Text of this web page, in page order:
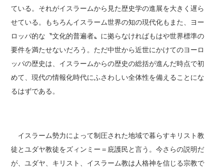
ている。それがイスラームから見た歴史学の進展を大きく遅ら
せている。もちろんイスラーム世界の知の現代化もまた、ヨー
ロッパ的な〝文化的普遍者〟に拠らなければもはや世界標準の
要件を満たせないだろう。ただ中世から近世にかけてのヨーロ
ッパの歴史は、イスラームからの歴史の総括が進んだ時点で初
めて、現代の情報化時代にふさわしい全体性を備えることにな
るはずである。
イスラーム勢力によって制圧された地域で暮らすキリスト教
徒とユダヤ教徒をズィンミー＝庇護民と言う。今さらの説明だ
が、ユダヤ、キリスト、イスラーム教は人格神を信じる宗教で